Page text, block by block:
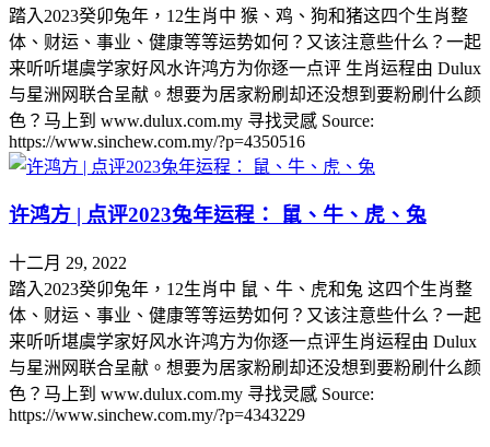
踏入2023癸卯兔年，12生肖中 猴、鸡、狗和猪这四个生肖整
体、财运、事业、健康等等运势如何？又该注意些什么？一起
来听听堪虞学家好风水许鸿方为你逐一点评 生肖运程由 Dulux
与星洲网联合呈献。想要为居家粉刷却还没想到要粉刷什么颜
色？马上到 www.dulux.com.my 寻找灵感 Source:
https://www.sinchew.com.my/?p=4350516
许鸿方 | 点评2023兔年运程： 鼠、牛、虎、兔
十二月 29, 2022
踏入2023癸卯兔年，12生肖中 鼠、牛、虎和兔 这四个生肖整
体、财运、事业、健康等等运势如何？又该注意些什么？一起
来听听堪虞学家好风水许鸿方为你逐一点评生肖运程由 Dulux
与星洲网联合呈献。想要为居家粉刷却还没想到要粉刷什么颜
色？马上到 www.dulux.com.my 寻找灵感 Source:
https://www.sinchew.com.my/?p=4343229